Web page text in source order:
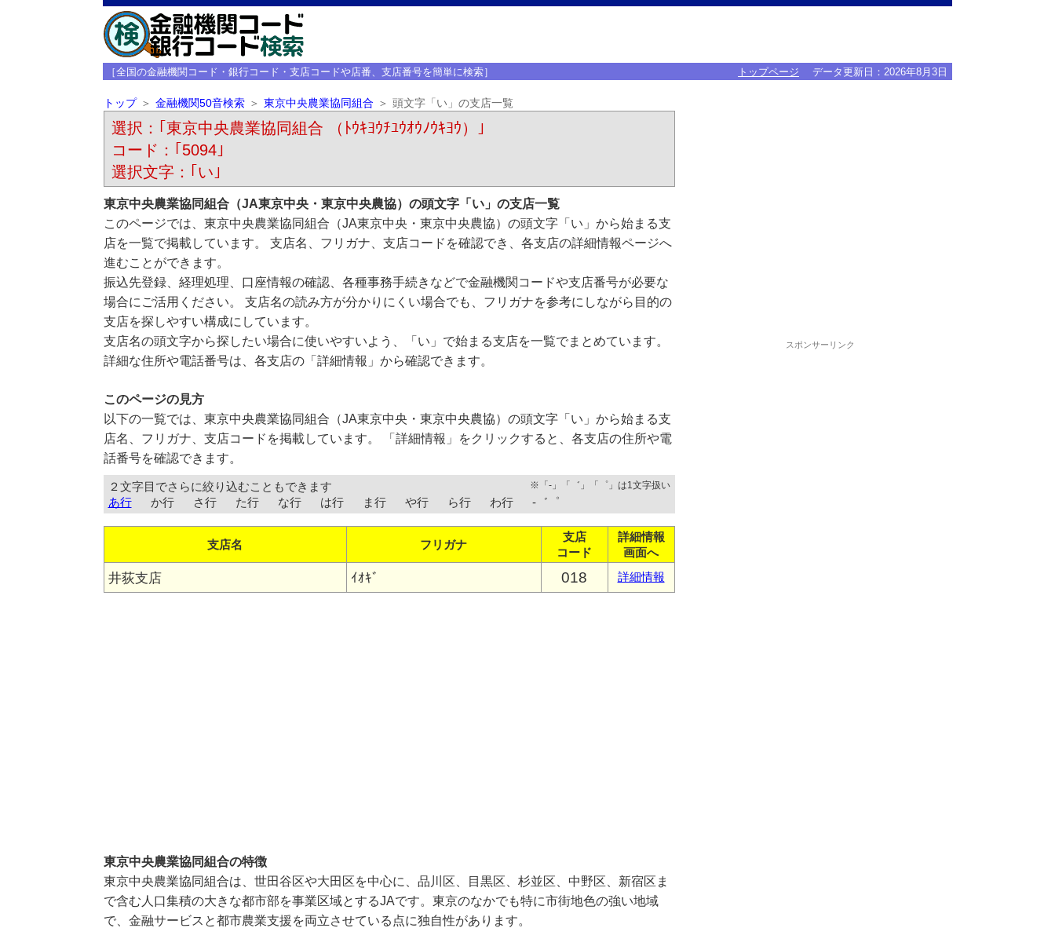
［全国の金融機関コード・銀行コード・支店コードや店番、支店番号を簡単に検索］ トップページ データ更新日： 2026年8月3日
トップ 金融機関50音検索 東京中央農業協同組合 頭文字「い」の支店一覧
選択：｢東京中央農業協同組合 （ﾄｳｷﾖｳﾁﾕｳｵｳﾉｳｷﾖｳ）｣
コード：｢5094｣
選択文字：｢い｣
東京中央農業協同組合（JA東京中央・東京中央農協）の頭文字「い」の支店一覧
このページでは、東京中央農業協同組合（JA東京中央・東京中央農協）の頭文字「い」から始まる支
店を一覧で掲載しています。 支店名、フリガナ、支店コードを確認でき、各支店の詳細情報ページへ
進むことができます。
振込先登録、経理処理、口座情報の確認、各種事務手続きなどで金融機関コードや支店番号が必要な
場合にご活用ください。 支店名の読み方が分かりにくい場合でも、フリガナを参考にしながら目的の
支店を探しやすい構成にしています。
支店名の頭文字から探したい場合に使いやすいよう、「い」で始まる支店を一覧でまとめています。
詳細な住所や電話番号は、各支店の「詳細情報」から確認できます。
このページの見方
以下の一覧では、東京中央農業協同組合（JA東京中央・東京中央農協）の頭文字「い」から始まる支
店名、フリガナ、支店コードを掲載しています。 「詳細情報」をクリックすると、各支店の住所や電
話番号を確認できます。
２文字目でさらに絞り込むこともできます ※「-」「゛」「゜」は1文字扱い
あ行 か行 さ行 た行 な行 は行 ま行 や行 ら行 わ行 -゛゜
支店名 フリガナ
支店
コード
詳細情報
画面へ
井荻支店 ｲｵｷﾞ 018 詳細情報
東京中央農業協同組合の特徴
東京中央農業協同組合は、世田谷区や大田区を中心に、品川区、目黒区、杉並区、中野区、新宿区ま
で含む人口集積の大きな都市部を事業区域とするJAです。東京のなかでも特に市街地色の強い地域
で、金融サービスと都市農業支援を両立させている点に独自性があります。
スポンサーリンク